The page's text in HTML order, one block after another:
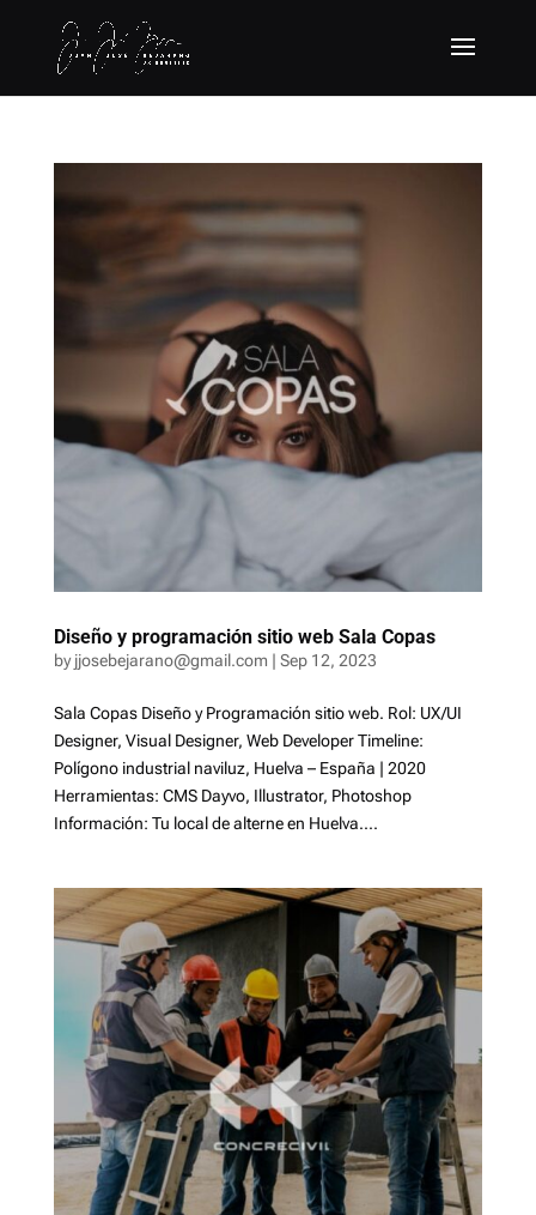
Diseño y programación sitio web Sala Copas
byjjosebejarano@gmail.com | Sep 12, 2023
Sala Copas Diseño y Programación sitio web. Rol: UX/UI
Designer, Visual Designer, Web Developer Timeline:
Polígono industrial naviluz, Huelva – España | 2020
Herramientas: CMS Dayvo, Illustrator, Photoshop
Información: Tu local de alterne en Huelva....